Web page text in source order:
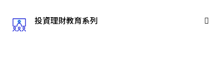
投資理財教育系列